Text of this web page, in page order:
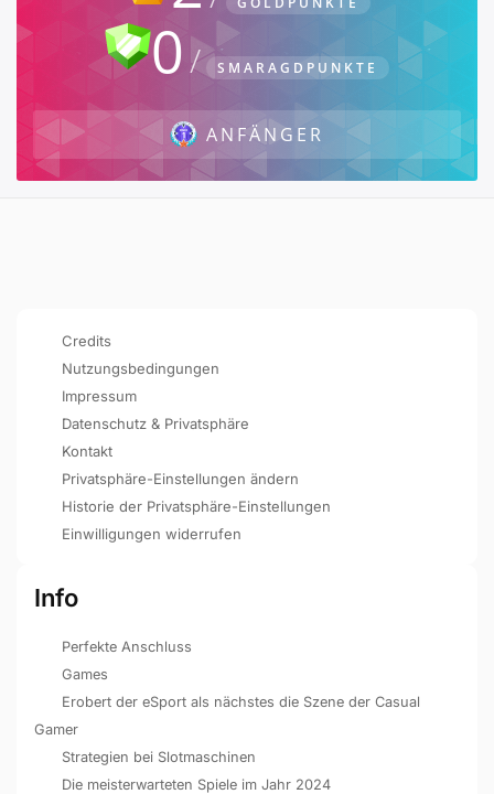
0 SMARAGDPUNKTE
ANFÄNGER
Credits
Nutzungsbedingungen
Impressum
Datenschutz & Privatsphäre
Kontakt
Privatsphäre-Einstellungen ändern
Historie der Privatsphäre-Einstellungen
Einwilligungen widerrufen
Info
Perfekte Anschluss
Games
Erobert der eSport als nächstes die Szene der Casual
Gamer
Strategien bei Slotmaschinen
Die meisterwarteten Spiele im Jahr 2024